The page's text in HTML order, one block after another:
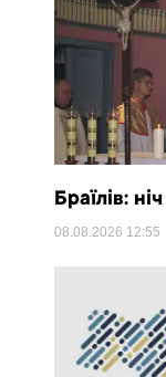
Браїлів:
08.08.2026 12:55